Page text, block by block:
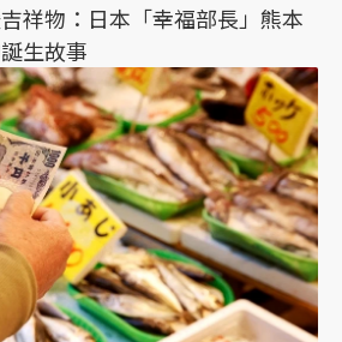
祥物：日本「幸福部長」熊本
生故事